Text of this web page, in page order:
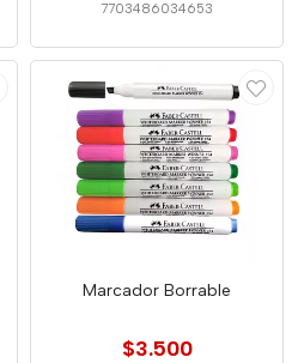
7703486034653
Marcador Borrable
$3.500